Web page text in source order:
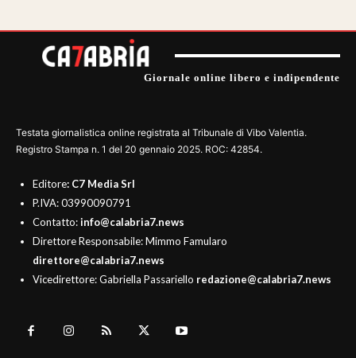
Giornale online libero e indipendente
Testata giornalistica online registrata al Tribunale di Vibo Valentia.
Registro Stampa n. 1 del 20 gennaio 2025. ROC: 42854.
Editore: C7 Media Srl
P.IVA: 03990090791
Contatto:info@calabria7.news
Direttore Responsabile: Mimmo Famularo
direttore@calabria7.news
Vicedirettore: Gabriella Passariello redazione@calabria7.news